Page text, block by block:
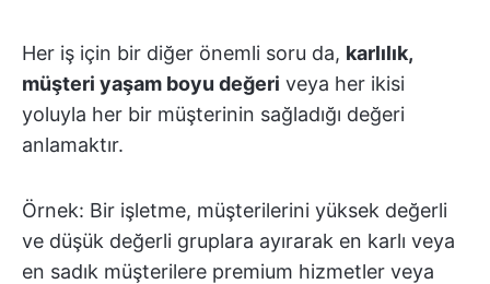
Her iş için bir diğer önemli soru da, karlılık,
müşteri yaşam boyu değeri veya her ikisi
yoluyla her bir müşterinin sağladığı değeri
anlamaktır.
Örnek: Bir işletme, müşterilerini yüksek değerli
ve düşük değerli gruplara ayırarak en karlı veya
en sadık müşterilere premium hizmetler veya